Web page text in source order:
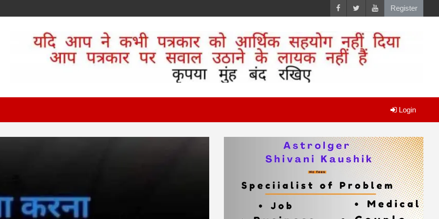
Register
Login